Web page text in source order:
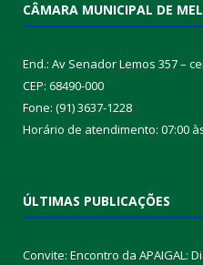
CÂMARA MUNICIPAL DE
End.: Av Senador Lemos 357 –
CEP: 68490-000
Fone: (91) 3637-1228
Horário de atendimento: 07:00
ÚLTIMAS PUBLICAÇÕES
Convite: Encontro da APAIGAL: